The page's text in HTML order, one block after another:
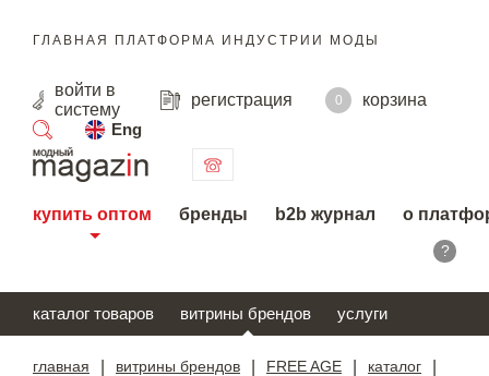
ГЛАВНАЯ ПЛАТФОРМА ИНДУСТРИИ МОДЫ
войти в
систему
регистрация 0
корзина
Eng
поиск
купить оптом бренды b2b журнал о
?
каталог товаров витрины брендов услуги
главная витрины брендов FREE AGE каталог